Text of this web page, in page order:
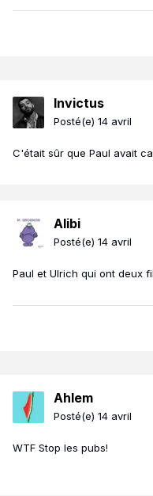
Invictus
Posté(e) 14 avril
C'était sûr que Paul avait
Alibi
Posté(e) 14 avril
Paul et Ulrich qui ont deux
Ahlem
Posté(e) 14 avril
WTF Stop les pubs!